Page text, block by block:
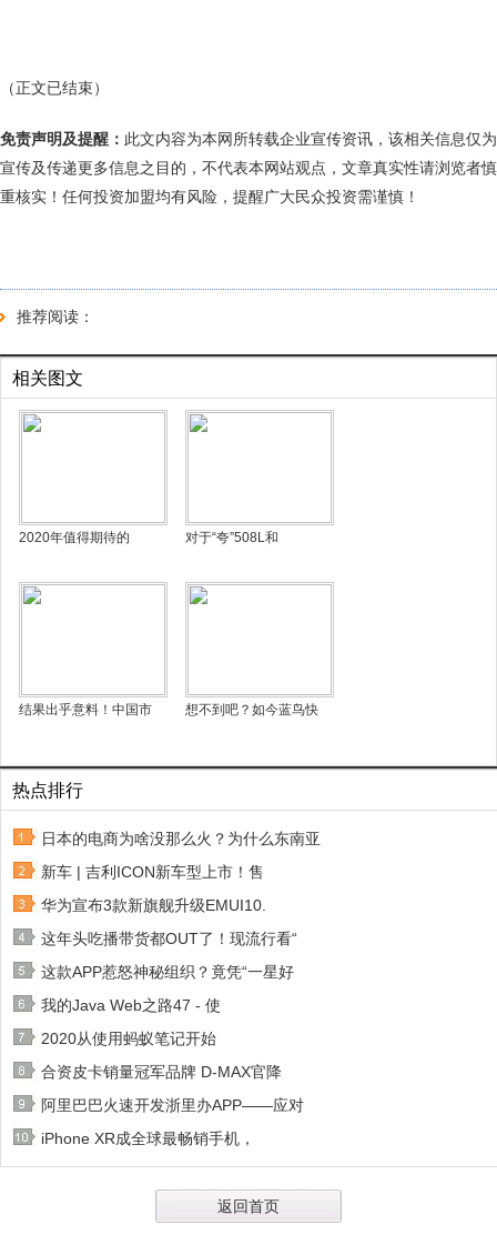
（正文已结束）
免责声明及提醒： 此文内容为本网所转载企业宣传资讯，该相关信息仅为
宣传及传递更多信息之目的，不代表本网站观点，文章真实性请浏览者慎
重核实！任何投资加盟均有风险，提醒广大民众投资需谨慎！
推荐阅读：
相关图文
2020年值得期待的 对于“夸”508L和
结果出乎意料！中国市 想不到吧？如今蓝鸟快
热点排行
日本的电商为啥没那么火？为什么东南亚
新车 | 吉利ICON新车型上市！售
华为宣布3款新旗舰升级EMUI10.
这年头吃播带货都OUT了！现流行看“
这款APP惹怒神秘组织？竟凭“一星好
我的Java Web之路47 - 使
2020从使用蚂蚁笔记开始
合资皮卡销量冠军品牌 D-MAX官降
阿里巴巴火速开发浙里办APP——应对
iPhone XR成全球最畅销手机，
返回首页